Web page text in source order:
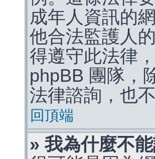
成年人資訊的
他合法監護人
得遵守此法律
phpBB 團隊，
法律諮詢，也
回頂端
» 我為什麼不